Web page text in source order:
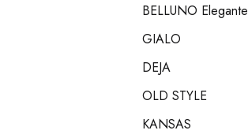
BELLUNO Elegante
GIALO
DEJA
OLD STYLE
KANSAS